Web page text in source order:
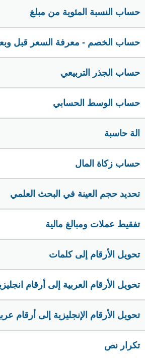
حساب النسبة المئوية من مبلغ
حساب الخصم - معرفة السعر قبل
حساب الجذر التربيعي
حساب الوسط الحسابي
الة حاسبة
حساب زكاة المال
تحديد حجم العينة في البحث العلمي
تفقيط عملات ومبالغ مالية
تحويل الأرقام إلى كلمات
تحويل الأرقام العربية إلى أرقام
تحويل الأرقام الإنجليزية إلى أرقام
تكرار نص